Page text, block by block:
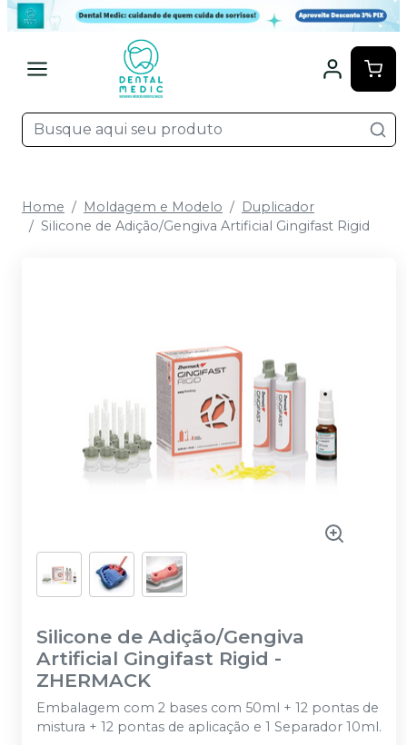
Home Moldagem e Modelo
Duplicador
Silicone de Adição/Gengiva Artificial Gingifast Rigid
Silicone de Adição/Gengiva
Artificial Gingifast Rigid -
ZHERMACK
Embalagem com 2 bases com 50ml + 12 pontas de
mistura + 12 pontas de aplicação e 1 Separador 10ml.